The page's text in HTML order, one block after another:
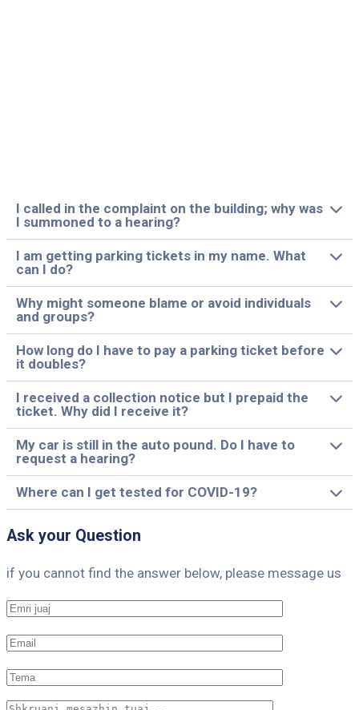
I called in the complaint on the building; why was
I summoned to a hearing?
I am getting parking tickets in my name. What
can I do?
Why might someone blame or avoid individuals
and groups?
How long do I have to pay a parking ticket before
it doubles?
I received a collection notice but I prepaid the
ticket. Why did I receive it?
My car is still in the auto pound. Do I have to
request a hearing?
Where can I get tested for COVID-19?
Ask your Question
if you cannot find the answer below, please message us